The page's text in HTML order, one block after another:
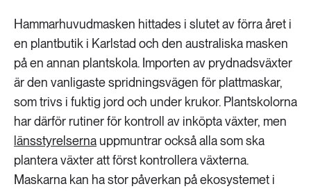
Hammarhuvudmasken hittades i slutet av förra året i
en plantbutik i Karlstad och den australiska masken
på en annan plantskola. Importen av prydnadsväxter
är den vanligaste spridningsvägen för plattmaskar,
som trivs i fuktig jord och under krukor. Plantskolorna
har därför rutiner för kontroll av inköpta växter, men
länsstyrelserna uppmuntrar också alla som ska
plantera växter att först kontrollera växterna.
Maskarna kan ha stor påverkan på ekosystemet i